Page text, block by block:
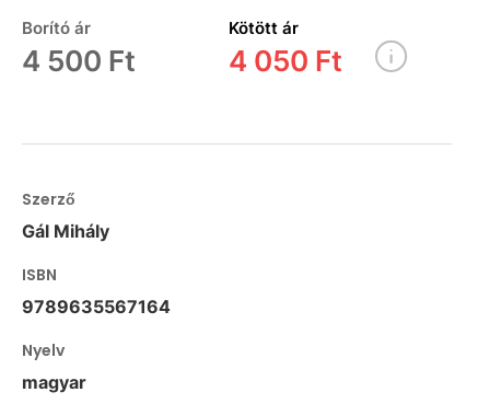
Borító ár
4 500 Ft
Kötött ár
4 050 Ft
Szerző
Gál Mihály
ISBN
9789635567164
Nyelv
magyar